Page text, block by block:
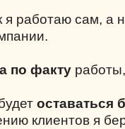
я работаю сам, а
по факту
оставаться
клиентов я